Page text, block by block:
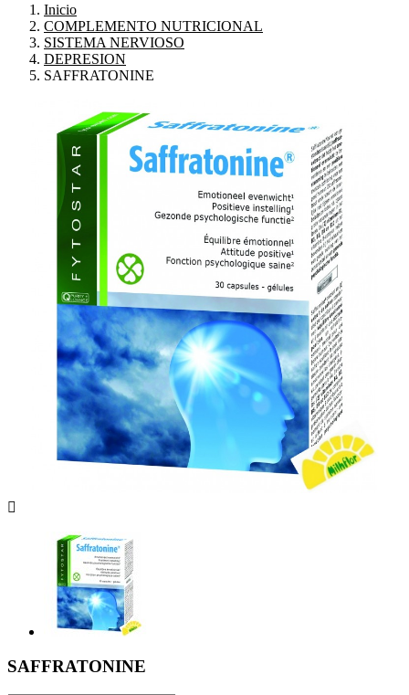
Inicio
COMPLEMENTO NUTRICIONAL
SISTEMA NERVIOSO
DEPRESION
SAFFRATONINE

SAFFRATONINE